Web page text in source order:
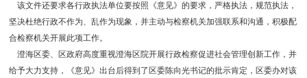
该文件还要求各行政执法单位要按照《意见》的要求，严格执法，规范执法，
坚决杜绝行政不作为、乱作为现象，并主动与检察机关加强联系和沟通，积极配
合检察机关开展此项工作。
澄海区委、区政府高度重视澄海区院开展行政检察促进社会管理创新工作，并
给予大力支持，《意见》出台后得到了区委陈向光书记的批示肯定，区委办对该